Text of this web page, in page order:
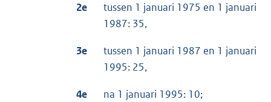
2e
tussen 1 januari 1975 en 1 januari
1987: 35,
3e
tussen 1 januari 1987 en 1 januari
1995: 25,
4e na 1 januari 1995: 10;